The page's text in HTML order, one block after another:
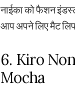
नाईका को फैशन
आप अपने लिए मैट
6. Kiro
Mocha